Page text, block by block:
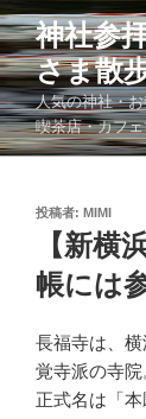
コ
ン
テ
ン
ツ
へ
神社参
さま散
人気の神社・
喫茶店・カフ
投
投稿者: MIMI
【新横
帳には
長福寺は、
覚寺派の寺院
正式名は「本